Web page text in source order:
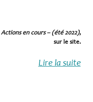
Actions en cours – (été 2022),
sur le site.
Lire la suite